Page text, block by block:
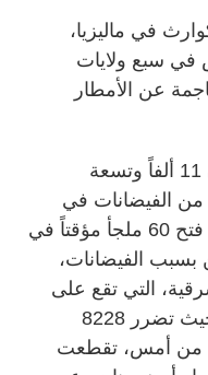
في ماليزيا،
ألف شخص في سبع ولايات
عن الأمطار
وأظهر تقرير صادر عن الوكالة أن 11 ألفاً وتسعة
تضرروا من الفيضانات في
الولايات السبع، مشيراً إلى أنه تم فتح 60 ملجأ مؤقتاً في
بسبب الفيضانات،
التي تقع على
الحدود مع تايلاند، الأكثر تضرراً، حيث تضرر 8228
من أمس، تقطعت